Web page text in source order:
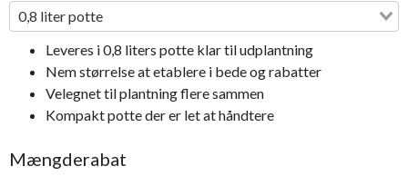
0,8 liter potte
Leveres i 0,8 liters potte klar til udplantning
Nem størrelse at etablere i bede og rabatter
Velegnet til plantning flere sammen
Kompakt potte der er let at håndtere
Mængderabat